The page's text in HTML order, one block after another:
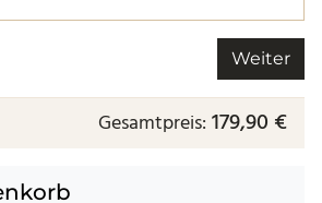
Weiter
Gesamtpreis: 179,90 €